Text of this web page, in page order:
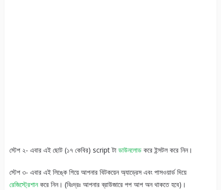
স্টেপ ২- এবার এই ছোট (১৭ কেবির) script টা ডাউনলোডকরে ইন্সটল করে নিন।
স্টেপ ৩- এবার এই লিঙ্কে গিয়ে আপনার বিটকয়েন অ্যাড্রেস এবং পাসওয়ার্ড দিয়ে
রেজিস্ট্রেশানকরে নিন। (বিঃদ্রঃ আপনার ব্রাউজারে পপ আপ অন থাকতে হবে)।